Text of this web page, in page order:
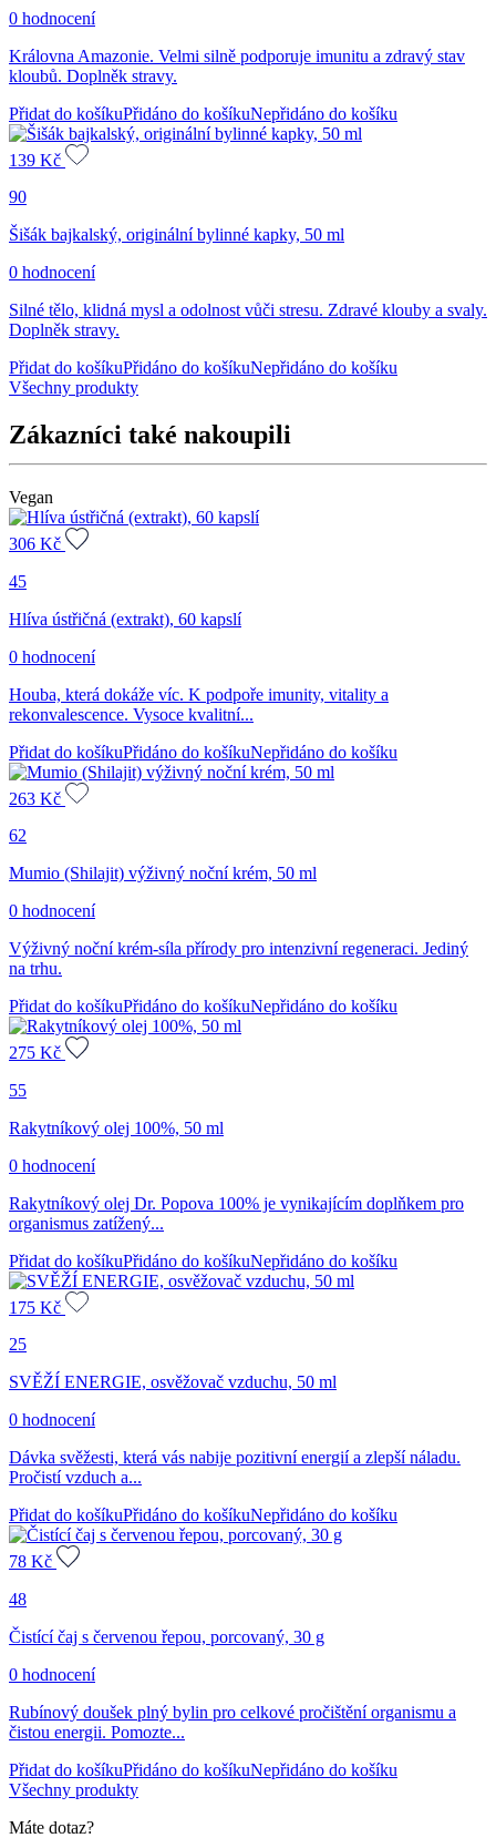
0 hodnocení
Královna Amazonie. Velmi silně podporuje imunitu a zdravý stav
kloubů. Doplněk stravy.
Přidat do košíkuPřidáno do košíkuNepřidáno do košíku
139 Kč
90
Šišák bajkalský, originální bylinné kapky, 50 ml
0 hodnocení
Silné tělo, klidná mysl a odolnost vůči stresu. Zdravé klouby a svaly.
Doplněk stravy.
Přidat do košíkuPřidáno do košíkuNepřidáno do košíku
Všechny produkty
Zákazníci také nakoupili
Vegan
306 Kč
45
Hlíva ústřičná (extrakt), 60 kapslí
0 hodnocení
Houba, která dokáže víc. K podpoře imunity, vitality a
rekonvalescence. Vysoce kvalitní...
Přidat do košíkuPřidáno do košíkuNepřidáno do košíku
263 Kč
62
Mumio (Shilajit) výživný noční krém, 50 ml
0 hodnocení
Výživný noční krém-síla přírody pro intenzivní regeneraci. Jediný
na trhu.
Přidat do košíkuPřidáno do košíkuNepřidáno do košíku
275 Kč
55
Rakytníkový olej 100%, 50 ml
0 hodnocení
Rakytníkový olej Dr. Popova 100% je vynikajícím doplňkem pro
organismus zatížený...
Přidat do košíkuPřidáno do košíkuNepřidáno do košíku
175 Kč
25
SVĚŽÍ ENERGIE, osvěžovač vzduchu, 50 ml
0 hodnocení
Dávka svěžesti, která vás nabije pozitivní energií a zlepší náladu.
Pročistí vzduch a...
Přidat do košíkuPřidáno do košíkuNepřidáno do košíku
78 Kč
48
Čistící čaj s červenou řepou, porcovaný, 30 g
0 hodnocení
Rubínový doušek plný bylin pro celkové pročištění organismu a
čistou energii. Pomozte...
Přidat do košíkuPřidáno do košíkuNepřidáno do košíku
Všechny produkty
Máte dotaz?